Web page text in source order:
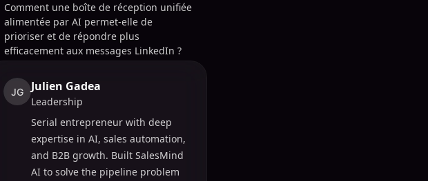
Comment une boîte de réception unifiée
alimentée par AI permet-elle de
prioriser et de répondre plus
efficacement aux messages LinkedIn ?
JG Julien Gadea
Leadership
Serial entrepreneur with deep
expertise in AI, sales automation,
and B2B growth. Built SalesMind
AI to solve the pipeline problem